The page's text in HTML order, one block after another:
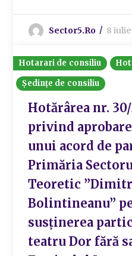
Sector5.ro 8
Hotarari de consiliu
Ședințe de consiliu
Hotărârea nr. 30/
privind
unui acord de
Primăria
Teoretic
Bolintineanu”
susținerea
teatru Dor fără